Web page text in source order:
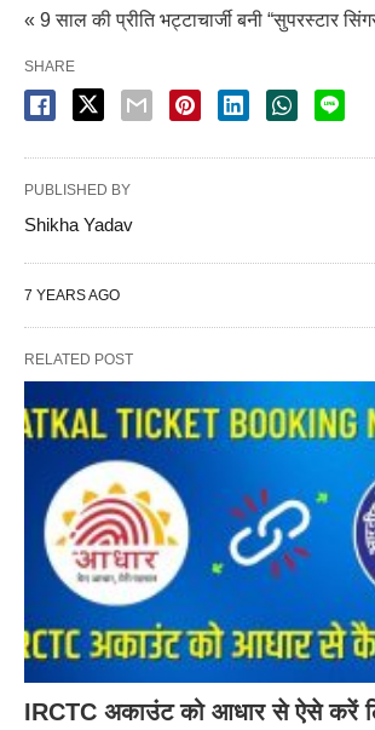
« 9 साल की प्रीति भट्टाचार्जी बनी “सुपरस्टार
SHARE
PUBLISHED BY
Shikha Yadav
7 YEARS AGO
RELATED POST
IRCTC अकाउंट को आधार से ऐसे करें